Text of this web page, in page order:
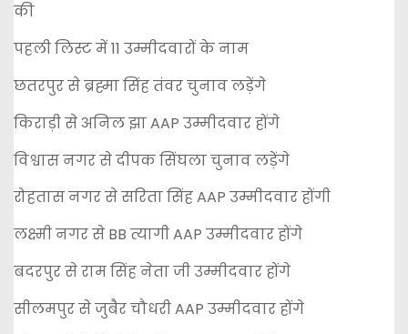
की
पहली लिस्ट में 11 उम्मीदवारों के नाम
छतरपुर से ब्रह्मा सिंह तंवर चुनाव लड़ेंगे
किराड़ी से अनिल झा AAP उम्मीदवार होंगे
विश्वास नगर से दीपक सिंघला चुनाव लड़ेंगे
रोहतास नगर से सरिता सिंह AAP उम्मीदवार होंगी
लक्ष्मी नगर से BB त्यागी AAP उम्मीदवार होंगे
बदरपुर से राम सिंह नेता जी उम्मीदवार होंगे
सीलमपुर से जुबैर चौधरी AAP उम्मीदवार होंगे